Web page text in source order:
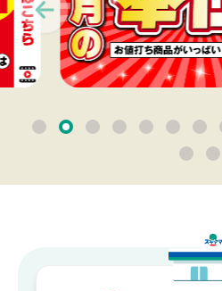
スギヤマカード スギヤママ
スギヤマカードマイページ
スギヤマ公式アプリ
本社へのアクセス
ドラッグストア隣接クリニッ
同好会・社内関連サイト
Previous